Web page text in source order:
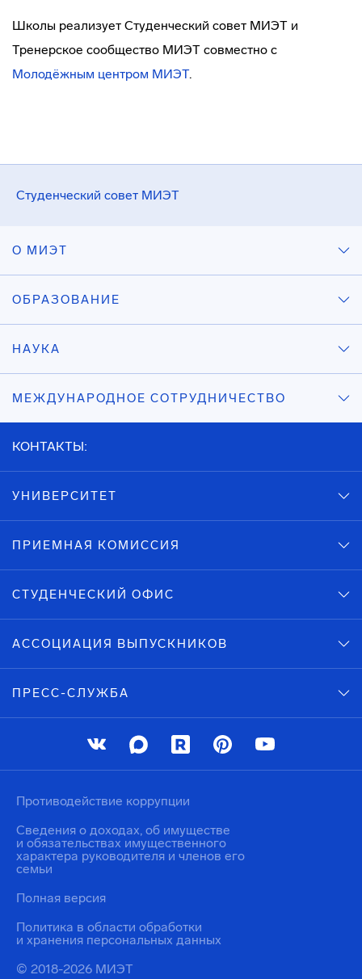
Студенческий совет МИЭТ
Школы реализует Студенческий совет МИЭТ и
Тренерское сообщество МИЭТ совместно с
Молодёжным центром МИЭТ.
О МИЭТ
ОБРАЗОВАНИЕ
НАУКА
МЕЖДУНАРОДНОЕ СОТРУДНИЧЕСТВО
КОНТАКТЫ:
УНИВЕРСИТЕТ
ПРИЕМНАЯ КОМИССИЯ
СТУДЕНЧЕСКИЙ ОФИС
АССОЦИАЦИЯ ВЫПУСКНИКОВ
ПРЕСС-СЛУЖБА
© 2018-2026 МИЭТ
Политика в области обработки
и хранения персональных данных
Противодействие коррупции
Сведения о доходах, об имуществе
и обязательствах имущественного
характера руководителя и членов его
семьи
Полная версия